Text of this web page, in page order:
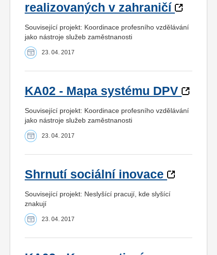
realizovaných v zahraničí
Související projekt: Koordinace profesního vzdělávání
jako nástroje služeb zaměstnanosti
23. 04. 2017
KA02 - Mapa systému DPV
Související projekt: Koordinace profesního vzdělávání
jako nástroje služeb zaměstnanosti
23. 04. 2017
Shrnutí sociální inovace
Související projekt: Neslyšící pracují, kde slyšící
znakují
23. 04. 2017